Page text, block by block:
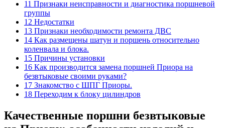
11 Признаки неисправности и диагностика поршневой
группы
12 Недостатки
13 Признаки необходимости ремонта ДВС
14 Как размещены шатун и поршень относительно
коленвала и блока.
15 Причины установки
16 Как производится замена поршней Приора на
безвтыковые своими руками?
17 Знакомство с ШПГ Приоры.
18 Переходим к блоку цилиндров
Качественные поршни безвтыковые